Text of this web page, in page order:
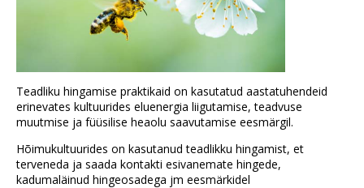
Teadliku hingamise praktikaid on kasutatud aastatuhendeid
erinevates kultuurides eluenergia liigutamise, teadvuse
muutmise ja füüsilise heaolu saavutamise eesmärgil.
Hõimukultuurides on kasutanud teadlikku hingamist, et
terveneda ja saada kontakti esivanemate hingede,
kadumaläinud hingeosadega jm eesmärkidel